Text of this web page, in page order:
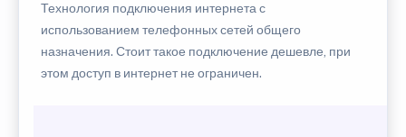
Технология подключения интернета с
использованием телефонных сетей общего
назначения. Стоит такое подключение дешевле, при
этом доступ в интернет не ограничен.